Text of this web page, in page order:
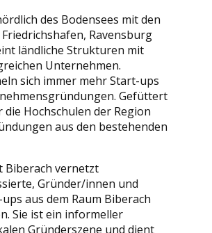
des Bodensees mit den
Ravensburg
ländliche Strukturen mit
Unternehmen.
sich immer mehr Start-ups
Gefüttert
Hochschulen der Region
aus den bestehenden
Biberach vernetzt
Gründer/innen und
aus dem Raum Biberach
Sie ist ein informeller
Gründerszene und dient